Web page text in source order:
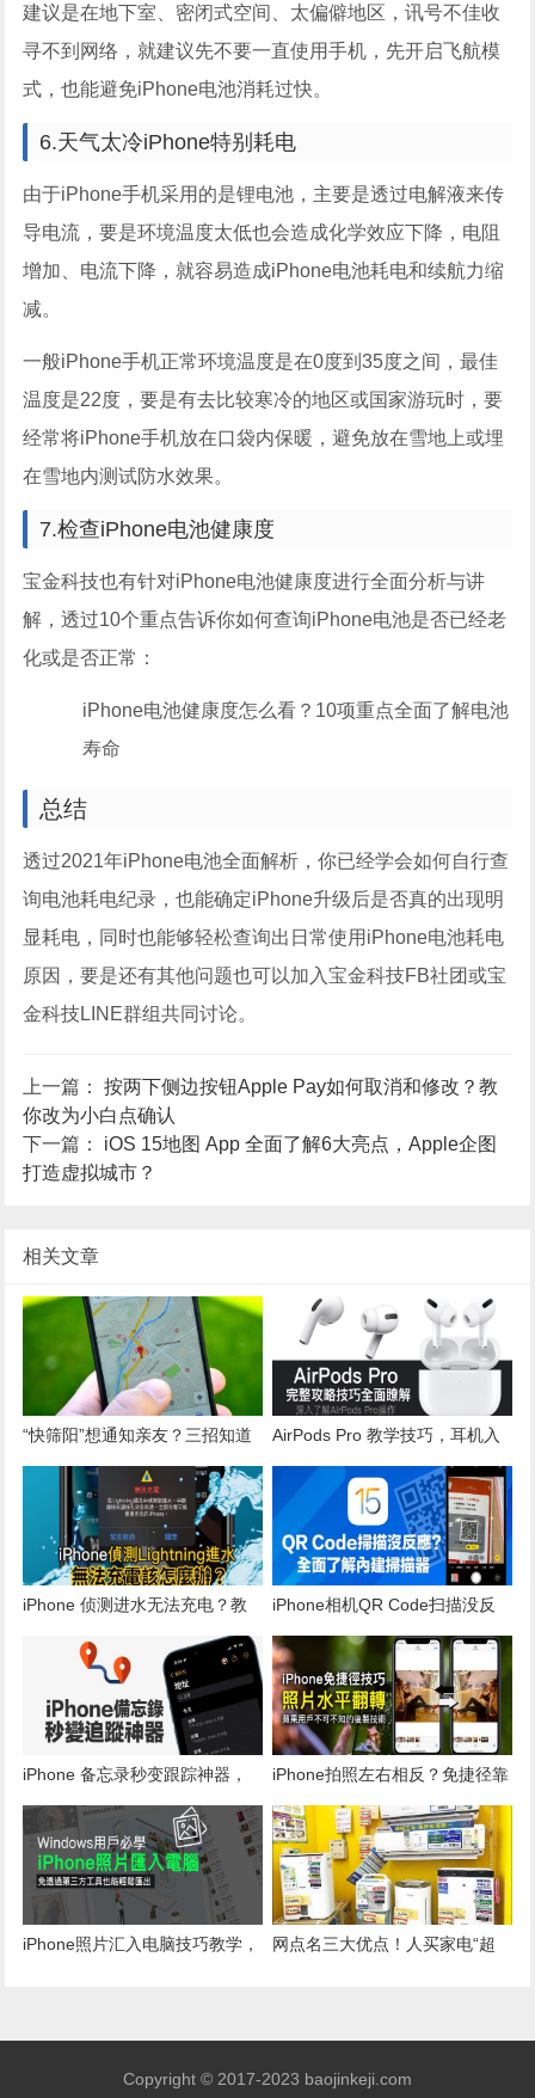
建议是在地下室、密闭式空间、太偏僻地区，讯号不佳收
寻不到网络，就建议先不要一直使用手机，先开启飞航模
式，也能避免iPhone电池消耗过快。
6.天气太冷iPhone特别耗电
由于iPhone手机采用的是锂电池，主要是透过电解液来传
导电流，要是环境温度太低也会造成化学效应下降，电阻
增加、电流下降，就容易造成iPhone电池耗电和续航力缩
减。
一般iPhone手机正常环境温度是在0度到35度之间，最佳
温度是22度，要是有去比较寒冷的地区或国家游玩时，要
经常将iPhone手机放在口袋内保暖，避免放在雪地上或埋
在雪地内测试防水效果。
7.检查iPhone电池健康度
宝金科技也有针对iPhone电池健康度进行全面分析与讲
解，透过10个重点告诉你如何查询iPhone电池是否已经老
化或是否正常：
iPhone电池健康度怎么看？10项重点全面了解电池
寿命
总结
透过2021年iPhone电池全面解析，你已经学会如何自行查
询电池耗电纪录，也能确定iPhone升级后是否真的出现明
显耗电，同时也能够轻松查询出日常使用iPhone电池耗电
原因，要是还有其他问题也可以加入宝金科技FB社团或宝
金科技LINE群组共同讨论。
上一篇：按两下侧边按钮Apple Pay如何取消和修改？教
你改为小白点确认
下一篇： iOS 15地图 App 全面了解6大亮点，Apple企图
打造虚拟城市？
相关文章
“快筛阳”想通知亲友？三招知道
自己去过哪
AirPods Pro 教学技巧，耳机入
手后必学 22 招隐藏玩法
iPhone 侦测进水无法充电？教
你解决 Lightning 液体进水问题
iPhone相机QR Code扫描没反
应？全面了解iOS 15 QR code
技巧
iPhone 备忘录秒变跟踪神器，
随时追踪另一半定位超好用
iPhone拍照左右相反？免捷径靠
iOS 内建调整照片水平翻转
iPhone照片汇入电脑技巧教学，
网点名三大优点！人买家电“超
Copyright © 2017-2023 baojinkeji.com